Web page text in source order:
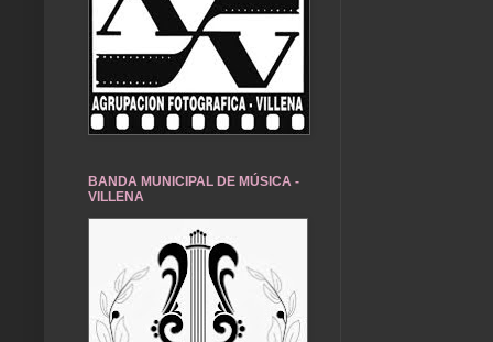
BANDA MUNICIPAL DE MÚSICA -
VILLENA